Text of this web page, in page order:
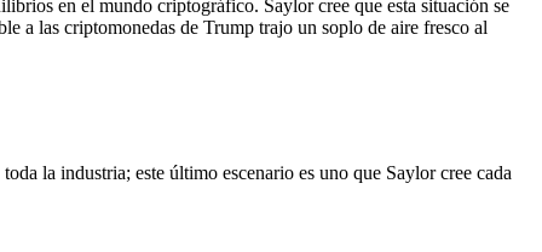
en el mundo criptográfico. Saylor cree que esta situación se
a las criptomonedas de Trump trajo un soplo de aire fresco al
la industria; este último escenario es uno que Saylor cree cada